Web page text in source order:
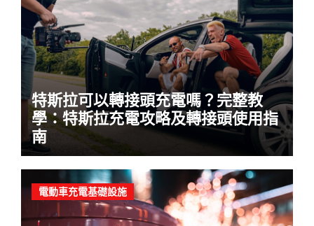
特斯拉可以轉接頭充電嗎？完整教
學：特斯拉充電攻略及轉接頭使用指
南
電動車充電基礎設施